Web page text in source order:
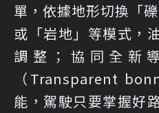
單，依據地形切換「
或「岩地」等模式，
調整；協同全新
（Transparent
能，駕駛只要掌握好